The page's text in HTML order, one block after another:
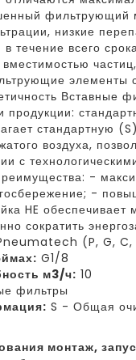
фильтрующий
низкие
в течение всего
вместимостью
элементы
Вставные
стандартную
воздуха,
с
-
-
HE
сократить
(P, G, C,
G1/8
м3/ч: 10
фильтры
S - Общая
монтаж,